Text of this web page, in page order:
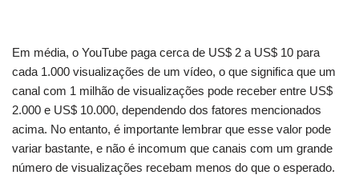
Em média, o YouTube paga cerca de US$ 2 a US$ 10 para
cada 1.000 visualizações de um vídeo, o que significa que um
canal com 1 milhão de visualizações pode receber entre US$
2.000 e US$ 10.000, dependendo dos fatores mencionados
acima. No entanto, é importante lembrar que esse valor pode
variar bastante, e não é incomum que canais com um grande
número de visualizações recebam menos do que o esperado.